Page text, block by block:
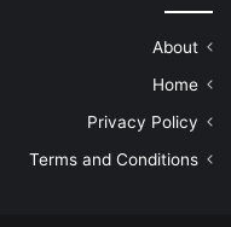
About
Home
Privacy Policy
Terms and Conditions